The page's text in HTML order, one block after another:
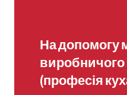
На допомогу
виробничого
(професія